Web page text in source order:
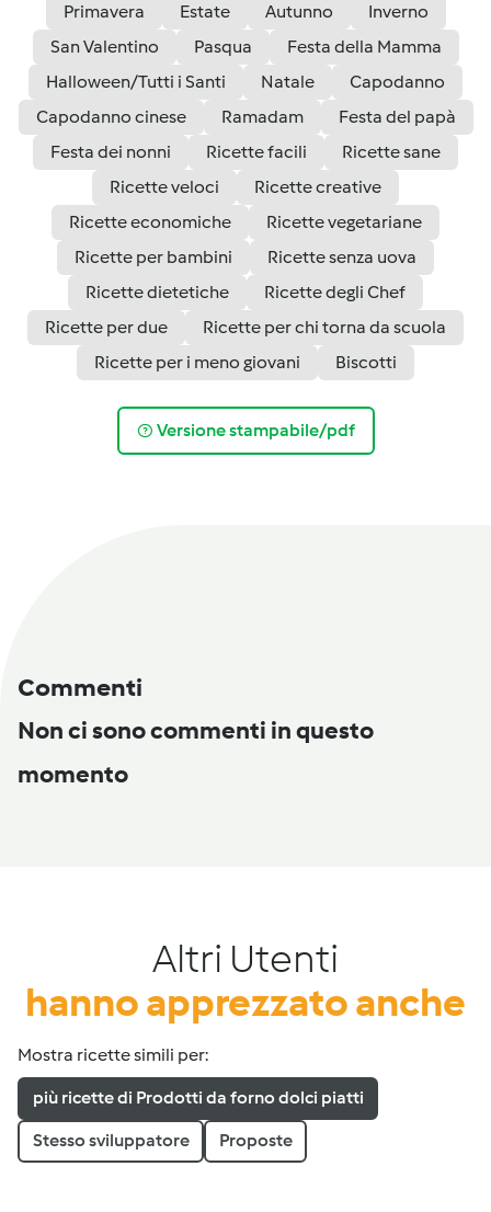
Primavera
Estate Autunno
Inverno
San Valentino
Pasqua
Festa della Mamma
Halloween/Tutti i Santi
Natale
Capodanno
Capodanno cinese
Ramadam
Festa del papà
Festa dei nonni
Ricette facili
Ricette sane
Ricette veloci
Ricette creative
Ricette economiche
Ricette vegetariane
Ricette per bambini
Ricette senza uova
Ricette dietetiche
Ricette degli Chef
Ricette per due
Ricette per chi torna da scuola
Ricette per i meno giovani
Biscotti
Versione stampabile/pdf
Commenti
Non ci sono commenti in questo
momento
Altri Utenti
hanno apprezzato anche
Mostra ricette simili per:
più ricette di Prodotti da forno dolci piatti
Stesso sviluppatore Proposte